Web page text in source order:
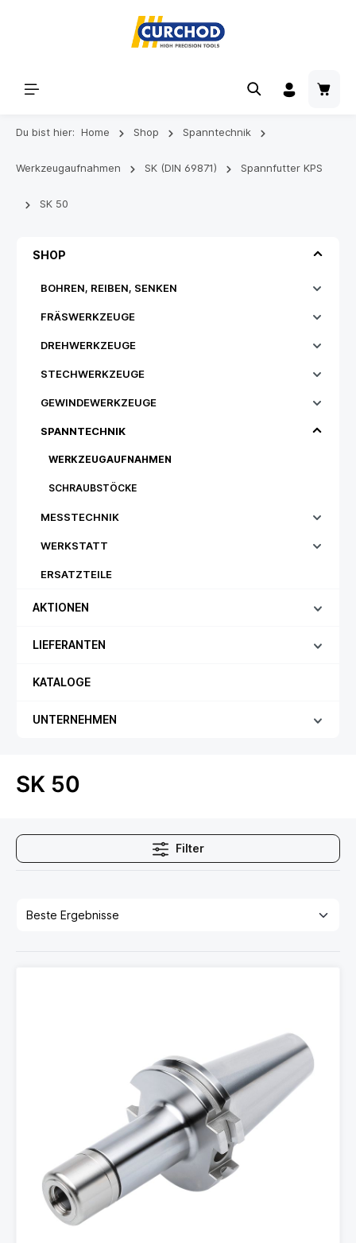
Du bist hier: Home Shop Spanntechnik
Werkzeugaufnahmen SK (DIN 69871) Spannfutter KPS
SK 50
SHOP
BOHREN, REIBEN, SENKEN
FRÄSWERKZEUGE
DREHWERKZEUGE
STECHWERKZEUGE
GEWINDEWERKZEUGE
SPANNTECHNIK
WERKZEUGAUFNAHMEN
SCHRAUBSTÖCKE
MESSTECHNIK
WERKSTATT
ERSATZTEILE
AKTIONEN
LIEFERANTEN
KATALOGE
UNTERNEHMEN
SK 50
Filter